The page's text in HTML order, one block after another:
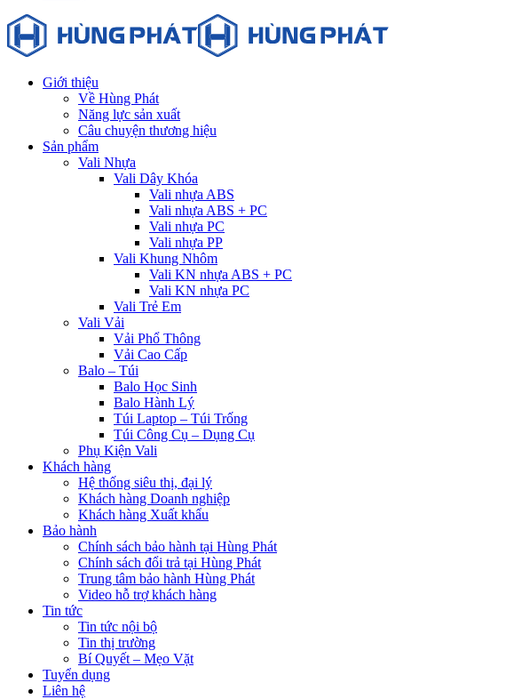
Giới thiệu
Về Hùng Phát
Năng lực sản xuất
Câu chuyện thương hiệu
Sản phẩm
Vali Nhựa
Vali Dây Khóa
Vali nhựa ABS
Vali nhựa ABS + PC
Vali nhựa PC
Vali nhựa PP
Vali Khung Nhôm
Vali KN nhựa ABS + PC
Vali KN nhựa PC
Vali Trẻ Em
Vali Vải
Vải Phổ Thông
Vải Cao Cấp
Balo – Túi
Balo Học Sinh
Balo Hành Lý
Túi Laptop – Túi Trống
Túi Công Cụ – Dụng Cụ
Phụ Kiện Vali
Khách hàng
Hệ thống siêu thị, đại lý
Khách hàng Doanh nghiệp
Khách hàng Xuất khẩu
Bảo hành
Chính sách bảo hành tại Hùng Phát
Chính sách đổi trả tại Hùng Phát
Trung tâm bảo hành Hùng Phát
Video hỗ trợ khách hàng
Tin tức
Tin tức nội bộ
Tin thị trường
Bí Quyết – Mẹo Vặt
Tuyển dụng
Liên hệ